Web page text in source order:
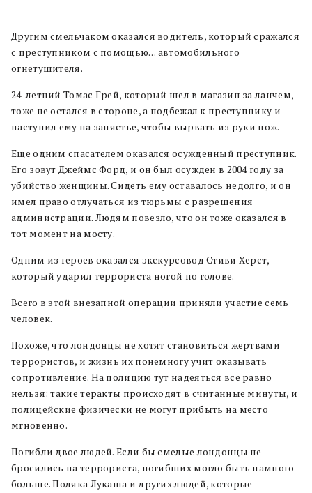
Другим смельчаком оказался водитель, который сражался
с преступником с помощью… автомобильного
огнетушителя.
24-летний Томас Грей, который шел в магазин за ланчем,
тоже не остался в стороне, а подбежал к преступнику и
наступил ему на запястье, чтобы вырвать из руки нож.
Еще одним спасателем оказался осужденный преступник.
Его зовут Джеймс Форд, и он был осужден в 2004 году за
убийство женщины. Сидеть ему оставалось недолго, и он
имел право отлучаться из тюрьмы с разрешения
администрации. Людям повезло, что он тоже оказался в
тот момент на мосту.
Одним из героев оказался экскурсовод Стиви Херст,
который ударил террориста ногой по голове.
Всего в этой внезапной операции приняли участие семь
человек.
Похоже, что лондонцы не хотят становиться жертвами
террористов, и жизнь их понемногу учит оказывать
сопротивление. На полицию тут надеяться все равно
нельзя: такие теракты происходят в считанные минуты, и
полицейские физически не могут прибыть на место
мгновенно.
Погибли двое людей. Если бы смелые лондонцы не
бросились на террориста, погибших могло быть намного
больше. Поляка Лукаша и других людей, которые